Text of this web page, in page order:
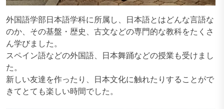
外国語学部日本語学科に所属し、日本語とはどんな言語な
のか、その基盤・歴史、古文などの専門的な教科をたくさ
ん学びました。
スペイン語などの外国語、日本舞踊などの授業も受けまし
た。
新しい友達を作ったり、日本文化に触れたりすることがで
きてとても楽しい時間でした。